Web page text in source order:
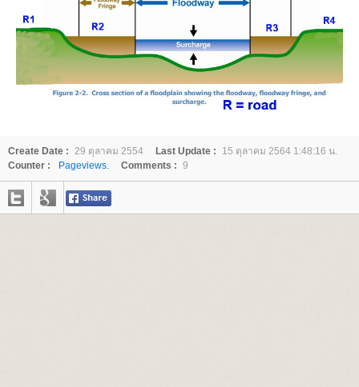
Create Date : 29 ตุลาคม 2554 Last Update :
15 ตุลาคม 2564 1:48:16 น.
Counter :
Pageviews. Comments : 9